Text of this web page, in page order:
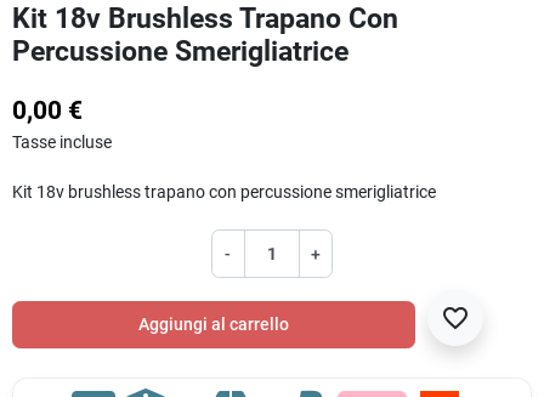
Kit 18v Brushless Trapano Con
Percussione Smerigliatrice
0,00 €
Tasse incluse
Kit 18v brushless trapano con percussione smerigliatrice
- +
Aggiungi al carrello favorite_border